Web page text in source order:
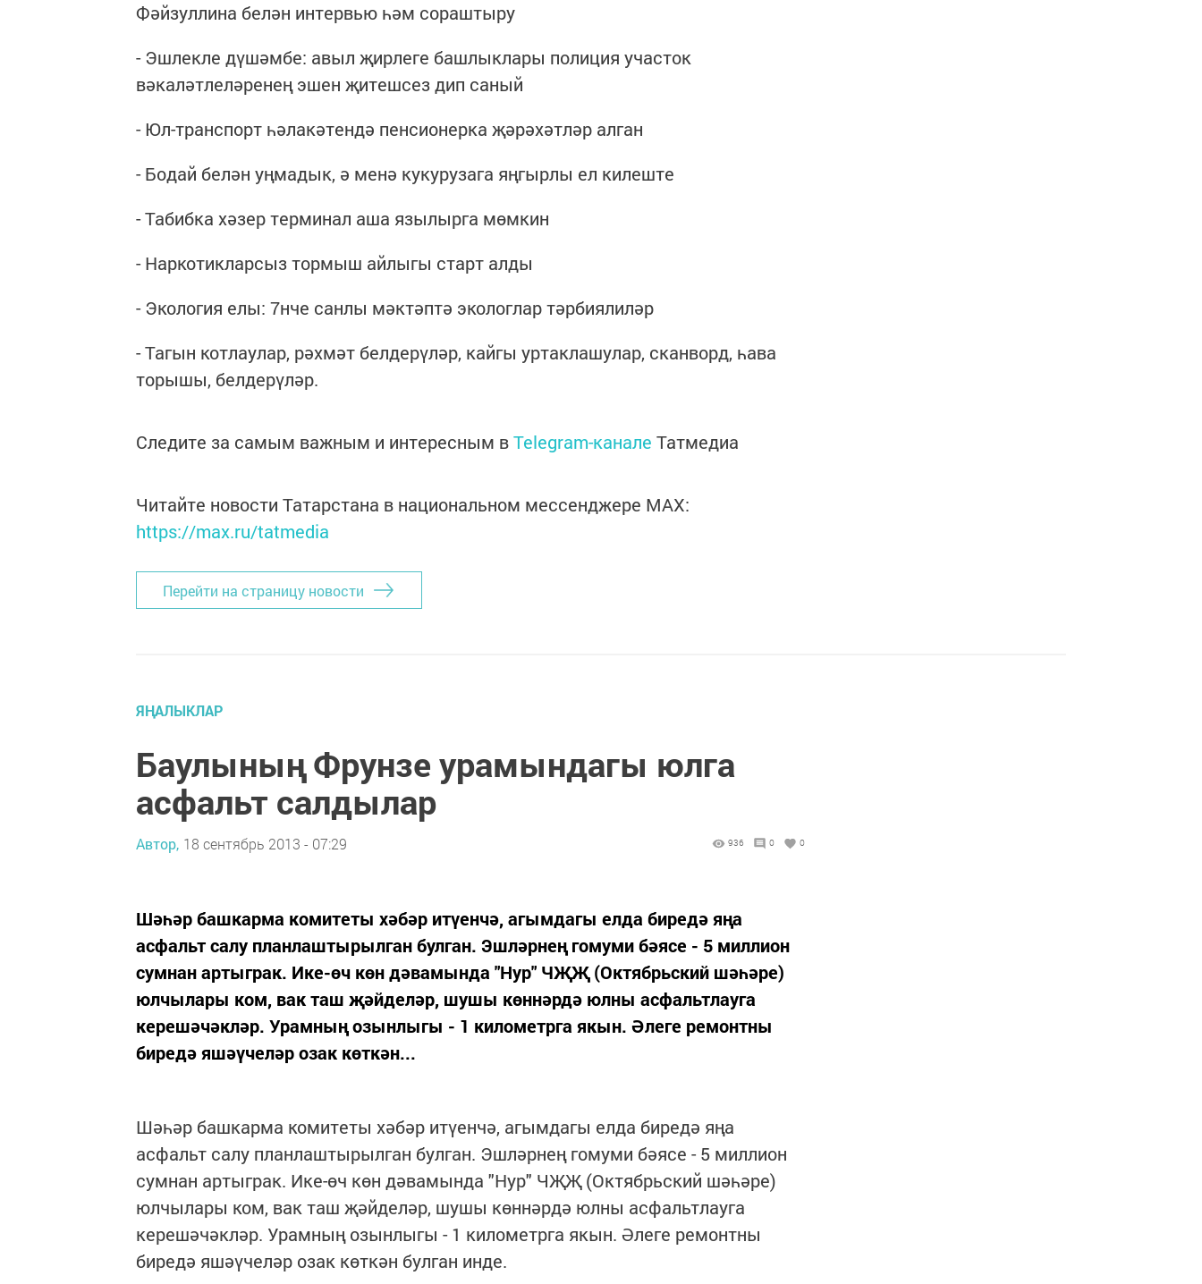
Фәйзуллина белән интервью һәм сораштыру
- Эшлекле дүшәмбе: авыл җирлеге башлыклары полиция участок
вәкаләтлеләренең эшен җитешсез дип саный
- Юл-транспорт һәлакәтендә пенсионерка җәрәхәтләр алган
- Бодай белән уңмадык, ә менә кукурузага яңгырлы ел килеште
- Табибка хәзер терминал аша язылырга мөмкин
- Наркотикларсыз тормыш айлыгы старт алды
- Экология елы: 7нче санлы мәктәптә экологлар тәрбиялиләр
- Тагын котлаулар, рәхмәт белдерүләр, кайгы уртаклашулар, сканворд, һава
торышы, белдерүләр.
Следите за самым важным и интересным вTelegram-канале Татмедиа
Читайте новости Татарстана в национальном мессенджере MАХ:
https://max.ru/tatmedia
Перейти на страницу новости
ЯҢАЛЫКЛАР
Баулының Фрунзе урамындагы юлга
асфальт салдылар
Автор, 18 сентябрь 2013 - 07:29 936 0 0
Шәһәр башкарма комитеты хәбәр итүенчә, агымдагы елда биредә яңа
асфальт салу планлаштырылган булган. Эшләрнең гомуми бәясе - 5 миллион
сумнан артыграк. Ике-өч көн дәвамында "Нур" ЧҖҖ (Октябрьский шәһәре)
юлчылары ком, вак таш җәйделәр, шушы көннәрдә юлны асфальтлауга
керешәчәкләр. Урамның озынлыгы - 1 километрга якын. Әлеге ремонтны
биредә яшәүчеләр озак көткән...
Шәһәр башкарма комитеты хәбәр итүенчә, агымдагы елда биредә яңа
асфальт салу планлаштырылган булган. Эшләрнең гомуми бәясе - 5 миллион
сумнан артыграк. Ике-өч көн дәвамында "Нур" ЧҖҖ (Октябрьский шәһәре)
юлчылары ком, вак таш җәйделәр, шушы көннәрдә юлны асфальтлауга
керешәчәкләр. Урамның озынлыгы - 1 километрга якын. Әлеге ремонтны
биредә яшәүчеләр озак көткән булган инде.